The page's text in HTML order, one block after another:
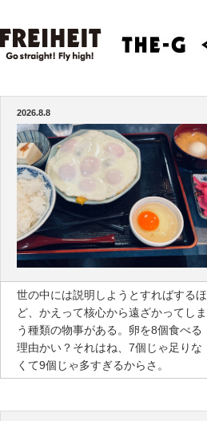
2026.8.8
世の中には説明しようとすればするほ
ど、かえって核心から遠ざかってしま
う種類の物事がある。卵を8個食べる
理由かい？それはね、7個じゃ足りな
くて9個じゃ多すぎるからさ。